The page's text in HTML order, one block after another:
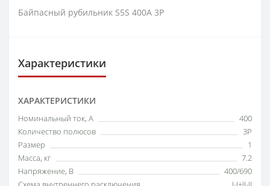
Байпасный рубильник S5S 400A 3P
Характеристики
ХАРАКТЕРИСТИКИ
Номинальный ток, А
400
Количество полюсов
3P
Размер
1
Масса, кг
7.2
Напряжение, В
400/690